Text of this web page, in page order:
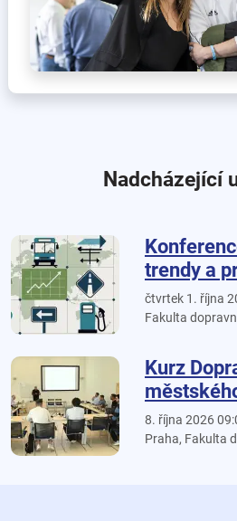
Nadcházející
trendy a
čtvrtek 1. října
Fakulta
Kurz
8. října 2026
Praha, Fakulta